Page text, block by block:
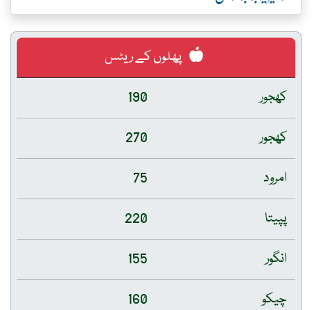
پھلوں کے ریٹس
کھجور
190
کھجور
270
امرود
75
پپیتا
220
انگور
155
چیکو
160